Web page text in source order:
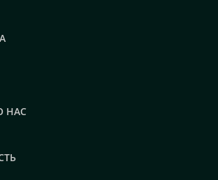
НАС